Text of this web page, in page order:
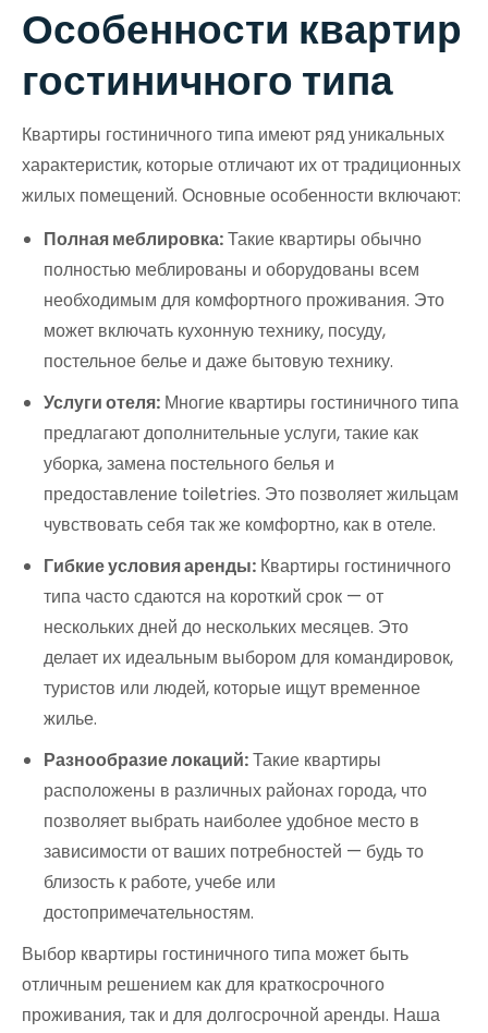
Особенности квартир
гостиничного типа
Квартиры гостиничного типа имеют ряд уникальных
характеристик, которые отличают их от традиционных
жилых помещений. Основные особенности включают:
Полная меблировка:Такие квартиры обычно
полностью меблированы и оборудованы всем
необходимым для комфортного проживания. Это
может включать кухонную технику, посуду,
постельное белье и даже бытовую технику.
Услуги отеля: Многие квартиры гостиничного типа
предлагают дополнительные услуги, такие как
уборка, замена постельного белья и
предоставление toiletries. Это позволяет жильцам
чувствовать себя так же комфортно, как в отеле.
Гибкие условия аренды: Квартиры гостиничного
типа часто сдаются на короткий срок — от
нескольких дней до нескольких месяцев. Это
делает их идеальным выбором для командировок,
туристов или людей, которые ищут временное
жилье.
Разнообразие локаций:Такие квартиры
расположены в различных районах города, что
позволяет выбрать наиболее удобное место в
зависимости от ваших потребностей — будь то
близость к работе, учебе или
достопримечательностям.
Выбор квартиры гостиничного типа может быть
отличным решением как для краткосрочного
проживания, так и для долгосрочной аренды. Наша